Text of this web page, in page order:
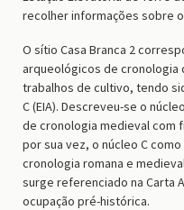
recolher informações sobre
O sítio Casa Branca 2
arqueológicos de
trabalhos de cultivo, tendo
C (EIA). Descreveu-se o
de cronologia medieval com
por sua vez, o núcleo C
cronologia romana e
surge referenciado na Carta
ocupação pré-histórica.